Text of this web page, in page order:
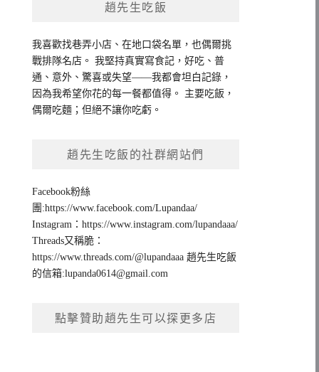
趙先生吃飯
我喜歡找巷弄小店、在地口袋名單，也偶爾挑
戰排隊名店。 我堅持真實寫食記，好吃、普
通、意外、驚喜或失望——我都會坦白記錄，
因為我希望你花的每一餐都值得。 主要吃飯，
偶爾吃麵；但絕不讓你吃虧。
趙先生吃飯的社群網站們
Facebook粉絲
團:https://www.facebook.com/Lupandaa/
Instagram：https://www.instagram.com/lupandaaa/
Threads又稱脆：
https://www.threads.com/@lupandaaa 趙先生吃飯
的信箱:lupanda0614@gmail.com
點擊贊助趙先生可以探更多店